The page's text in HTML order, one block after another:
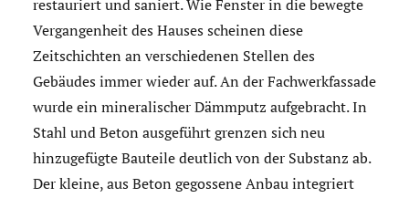
restauriert und saniert. Wie Fenster in die bewegte
Vergangenheit des Hauses scheinen diese
Zeitschichten an verschiedenen Stellen des
Gebäudes immer wieder auf. An der Fachwerkfassade
wurde ein mineralischer Dämmputz aufgebracht. In
Stahl und Beton ausgeführt grenzen sich neu
hinzugefügte Bauteile deutlich von der Substanz ab.
Der kleine, aus Beton gegossene Anbau integriert